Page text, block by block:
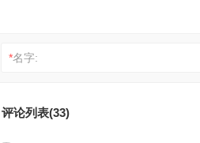
*名字:
评论列表(33)